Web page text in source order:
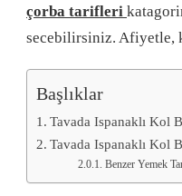
çorba tarifleri
secebilirsiniz.
Başlıklar
Tavada Ispanaklı Kol
Tavada Ispanaklı Kol
Benzer Yemek